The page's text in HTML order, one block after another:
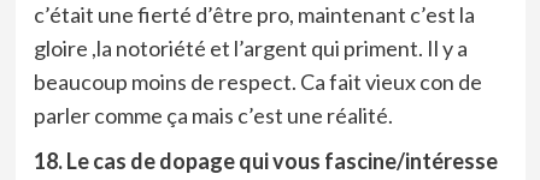
c’était une fierté d’être pro, maintenant c’est la
gloire ,la notoriété et l’argent qui priment. Il y a
beaucoup moins de respect. Ca fait vieux con de
parler comme ça mais c’est une réalité.
18. Le cas de dopage qui vous fascine/intéresse